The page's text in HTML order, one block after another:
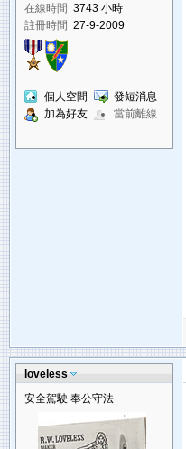
在線時間 3743 小時
註冊時間 27-9-2009
個人空間
發短消息
加為好友
當前離線
loveless
安全駕駛 奉公守法